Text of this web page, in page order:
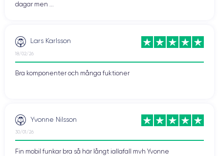
dagar men ...
Lars Karlsson
18/02/26
Bra komponenter och många fuktioner
Yvonne Nilsson
30/01/26
Fin mobil funkar bra så här långt iallafall mvh Yvonne